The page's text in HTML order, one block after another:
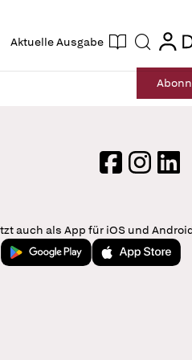
Aktuelle Ausgabe Suche
login
Abo
FacebookInstagram
auch als App für iOS und
Jetzt bei Google PlayLaden im App